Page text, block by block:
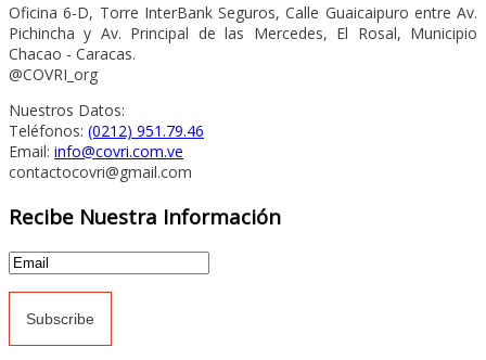
Oficina 6-D, Torre InterBank Seguros, Calle Guaicaipuro entre Av.
Pichincha y Av. Principal de las Mercedes, El Rosal, Municipio
Chacao - Caracas.
@COVRI_org
Nuestros Datos:
Teléfonos: (0212) 951.79.46
Email: info@covri.com.ve
contactocovri@gmail.com
Recibe Nuestra Información